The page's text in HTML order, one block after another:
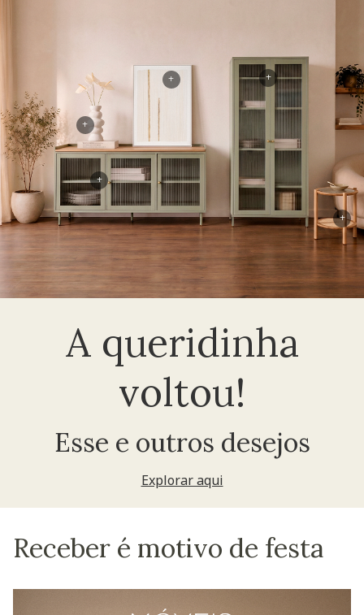
A queridinha
voltou!
Esse e outros desejos
Explorar aqui
+
+
+
+
+
Receber é motivo de festa